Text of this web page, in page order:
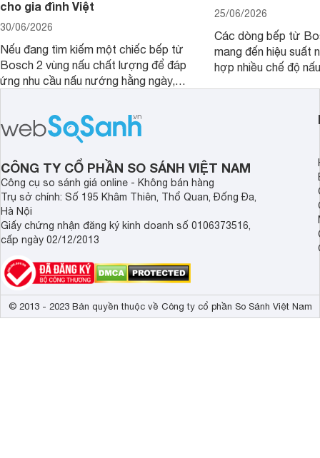
cho gia đình Việt
30/06/2026
Nếu đang tìm kiếm một chiếc bếp từ
Bosch 2 vùng nấu chất lượng để đáp
ứng nhu cầu nấu nướng hằng ngày,
chọn đáng cân nhắc.
25/06/2026
Các dòng bếp từ
mang đến hiệu suất
hợp nhiều chế độ
vùng nấu đáng mua
CÔNG TY CỔ PHẦN SO SÁNH VIỆT NAM
Công cụ so sánh giá online - Không bán hàng
Trụ sở chính: Số 195 Khâm Thiên, Thổ Quan, Đống Đa,
Hà Nội
Giấy chứng nhận đăng ký kinh doanh số 0106373516,
cấp ngày 02/12/2013
© 2013 - 2023 Bản quyền thuộc về Công ty cổ phần So Sánh Việt Nam